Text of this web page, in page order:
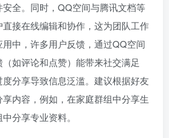
全。同时，QQ空间与腾讯文档等
接在线编辑和协作，这为团队工作
中，许多用户反馈，通过QQ空间
如评论和点赞）能带来社交满足
分享导致信息泛滥。建议根据好友
内容，例如，在家庭群组中分享生
分享专业资料。